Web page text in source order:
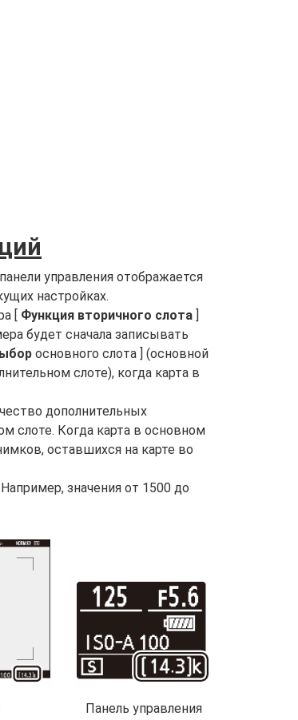
управления отображается
настройках.
[ Функция вторичного слота ]
будет сначала записывать
основного слота ] (основной
слоте), когда карта в
дополнительных
слоте. Когда карта в основном
оставшихся на карте во
значения от 1500 до
Панель управления